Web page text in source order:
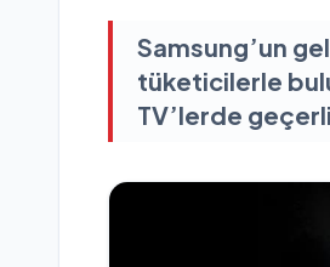
Samsung’un
tüketicilerle
TV’lerde